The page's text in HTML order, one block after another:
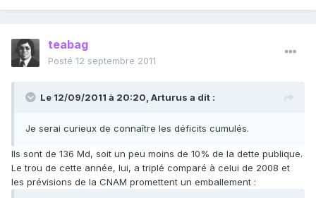
teabag
Posté 12 septembre 2011
Le 12/09/2011 à 20:20, Arturus a dit :
Je serai curieux de connaître les déficits cumulés.
Ils sont de 136 Md, soit un peu moins de 10% de la dette publique.
Le trou de cette année, lui, a triplé comparé à celui de 2008 et
les prévisions de la CNAM promettent un emballement :